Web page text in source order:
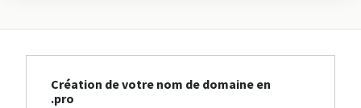
Création de votre nom de domaine en
.pro